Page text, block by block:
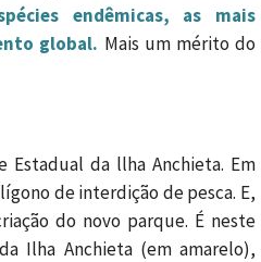
endêmicas, as mais
global. Mais um mérito do
Estadual da llha Anchieta. Em
de interdição de pesca. E,
do novo parque. É neste
Ilha Anchieta (em amarelo),